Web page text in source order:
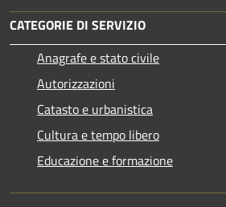
CATEGORIE DI SERVIZIO
Anagrafe e stato civile
Autorizzazioni
Catasto e urbanistica
Cultura e tempo libero
Educazione e formazione